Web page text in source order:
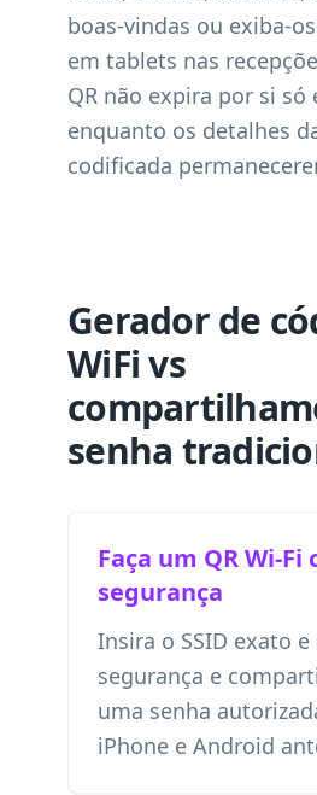
boas-vindas ou exiba-
em tablets nas
QR não expira por si só
enquanto os detalhes
codificada
Gerador de
WiFi vs
senha
Faça um QR Wi-Fi
segurança
Insira o SSID exato
segurança e
uma senha
iPhone e Android